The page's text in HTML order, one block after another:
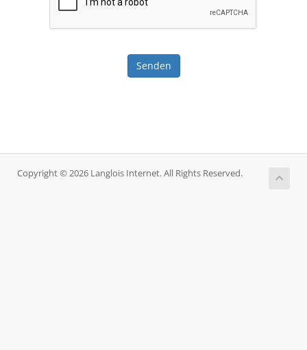
Senden
Copyright © 2026 Langlois Internet. All Rights Reserved.